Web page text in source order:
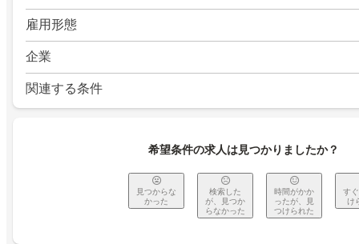
雇用形態
企業
関連する条件
希望条件の求人は見つかりましたか？
見つからな
かった
検索した
が、見つか
らなかった
時間がかか
ったが、見
つけられた
す
け